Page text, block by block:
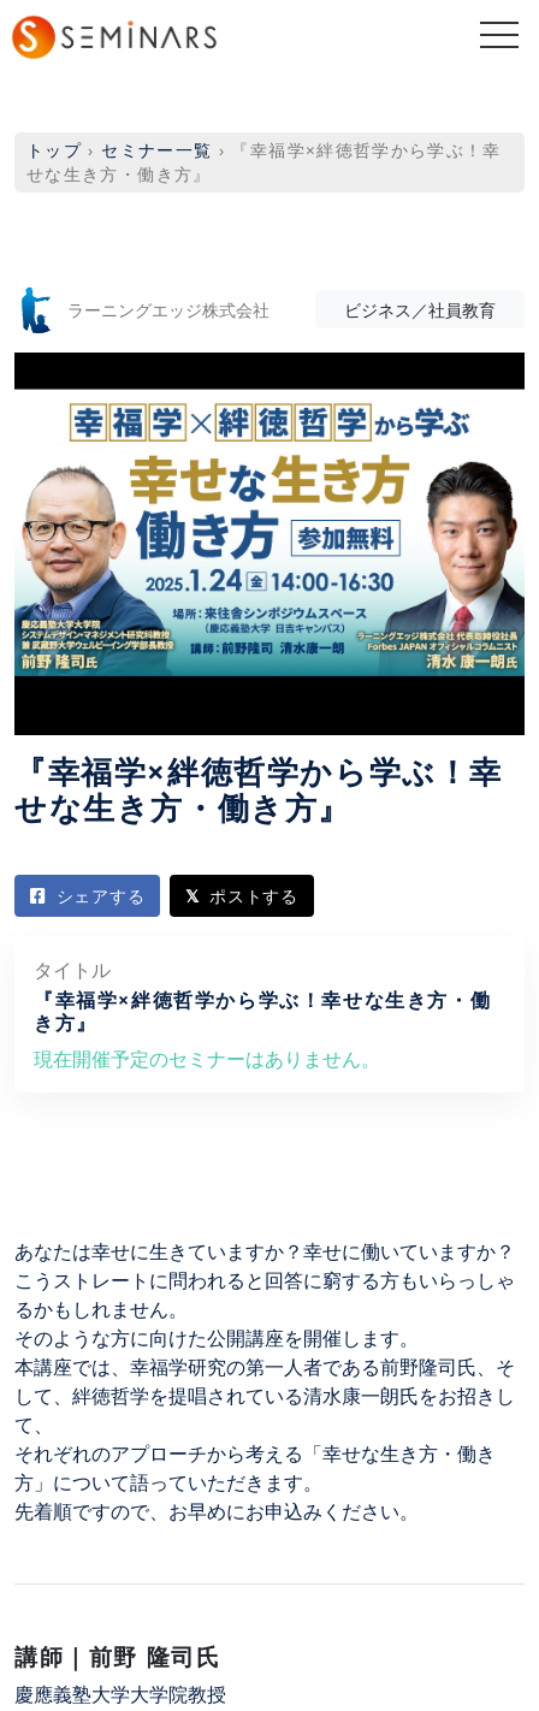
トップ › セミナー一覧 ›
『幸福学×絆徳哲学から学ぶ！幸
せな生き方・働き方』
ラーニングエッジ株式会社 ビジネス／社員教育
『幸福学×絆徳哲学から学ぶ！幸
せな生き方・働き方』
シェアする ポストする
タイトル
『幸福学×絆徳哲学から学ぶ！幸せな生き方・働
き方』
現在開催予定のセミナーはありません。
あなたは幸せに生きていますか？幸せに働いていますか？
こうストレートに問われると回答に窮する方もいらっしゃ
るかもしれません。
そのような方に向けた公開講座を開催します。
本講座では、幸福学研究の第一人者である前野隆司氏、そ
して、絆徳哲学を提唱されている清水康一朗氏をお招きし
て、
それぞれのアプローチから考える「幸せな生き方・働き
方」について語っていただきます。
先着順ですので、お早めにお申込みください。
講師｜前野 隆司氏
慶應義塾大学大学院教授